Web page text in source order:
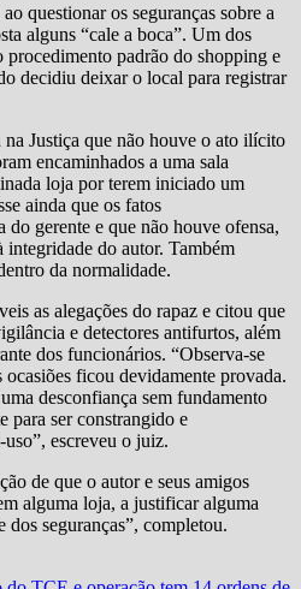
questionar os seguranças sobre a
alguns “cale a boca”. Um dos
procedimento padrão do shopping e
decidiu deixar o local para registrar
Justiça que não houve o ato ilícito
encaminhados a uma sala
loja por terem iniciado um
ainda que os fatos
do gerente e que não houve ofensa,
integridade do autor. Também
da normalidade.
as alegações do rapaz e citou que
e detectores antifurtos, além
dos funcionários. “Observa-se
ocasiões ficou devidamente provada.
desconfiança sem fundamento
para ser constrangido e
escreveu o juiz.
de que o autor e seus amigos
alguma loja, a justificar alguma
dos seguranças”, completou.